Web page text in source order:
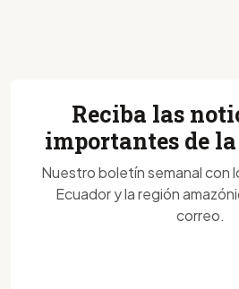
Reciba las
importantes de
Nuestro boletín semanal con
Ecuador y la región
correo.